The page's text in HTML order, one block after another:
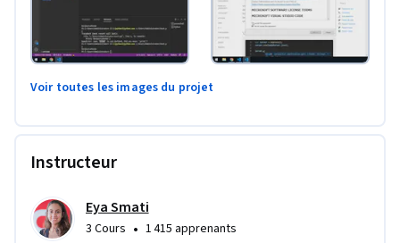
Voir toutes les images du projet
Instructeur
Eya Smati
3 Cours • 1 415 apprenants